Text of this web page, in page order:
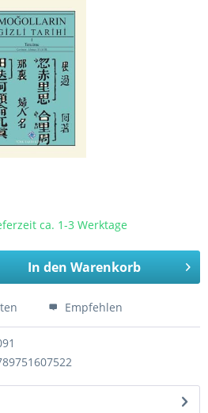
ca. 1-3 Werktage
In den Warenkorb
Empfehlen